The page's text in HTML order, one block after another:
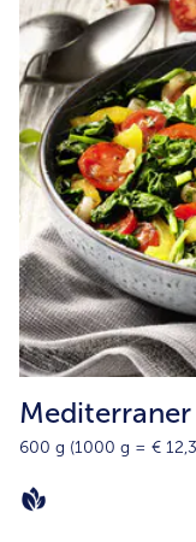
600 g (1000 g = €